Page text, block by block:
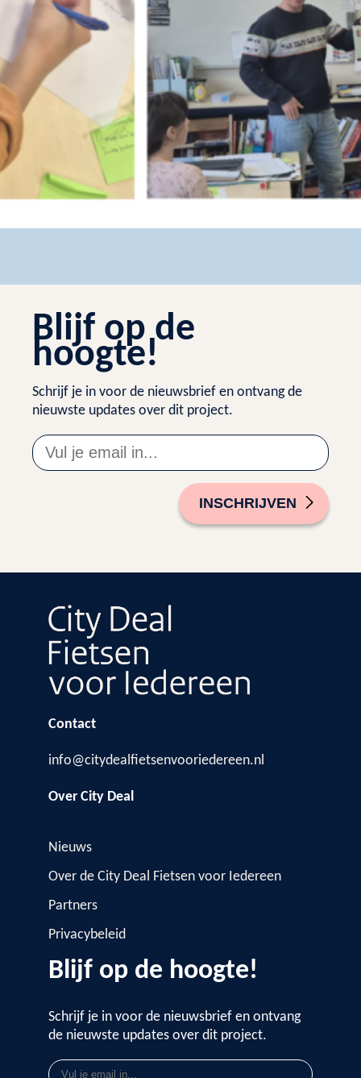
Blijf op de
hoogte!
Schrijf je in voor de nieuwsbrief en ontvang de
nieuwste updates over dit project.
INSCHRIJVEN
Contact
info@citydealfietsenvooriedereen.nl
Over City Deal
Nieuws
Over de City Deal Fietsen voor Iedereen
Partners
Privacybeleid
Blijf op de hoogte!
Schrijf je in voor de nieuwsbrief en ontvang
de nieuwste updates over dit project.